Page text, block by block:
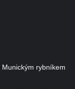
rybníkem